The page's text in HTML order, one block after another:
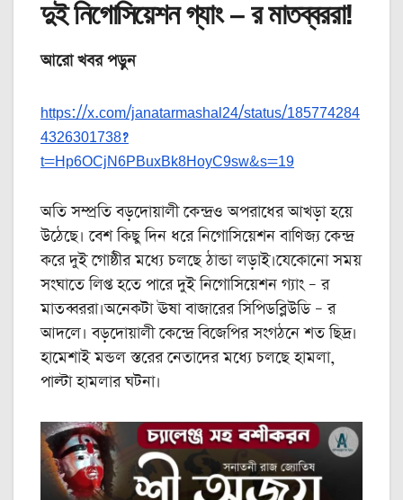
দুই নিগোসিয়েশন গ্যাং – র মাতব্বররা!
আরো খবর পড়ুন
https://x.com/janatarmashal24/status/185774284
4326301738?
t=Hp6OCjN6PBuxBk8HoyC9sw&s=19
অতি সম্প্রতি বড়দোয়ালী কেন্দ্রও অপরাধের আখড়া হয়ে
উঠেছে। বেশ কিছু দিন ধরে নিগোসিয়েশন বাণিজ্য কেন্দ্র
করে দুই গোষ্ঠীর মধ্যে চলছে ঠান্ডা লড়াই।যেকোনো সময়
সংঘাতে লিপ্ত হতে পারে দুই নিগোসিয়েশন গ্যাং – র
মাতব্বররা।অনেকটা ঊষা বাজারের সিপিডব্লিউডি – র
আদলে। বড়দোয়ালী কেন্দ্রে বিজেপির সংগঠনে শত ছিদ্র।
হামেশাই মন্ডল স্তরের নেতাদের মধ্যে চলছে হামলা,
পাল্টা হামলার ঘটনা।